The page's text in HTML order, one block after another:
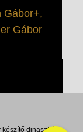
Gábor+,
Gábor
készítő dinasztiája.